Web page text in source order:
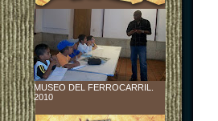
MUSEO DEL FERROCARRIL.
2010